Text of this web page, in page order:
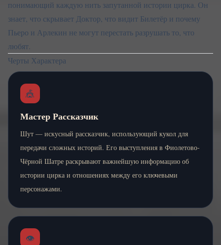
понимающий каждую нить запутанной истории цирка. Он
знает, что скрывает Доктор, что видит Билетёр и почему
Пьеро и Арлекин не могут перестать разрушать то, что
любят.
Черты Характера
🎪
Мастер Рассказчик
Шут — искусный рассказчик, использующий кукол для
передачи сложных историй. Его выступления в Фиолетово-
Чёрной Шатре раскрывают важнейшую информацию об
истории цирка и отношениях между его ключевыми
персонажами.
👁️